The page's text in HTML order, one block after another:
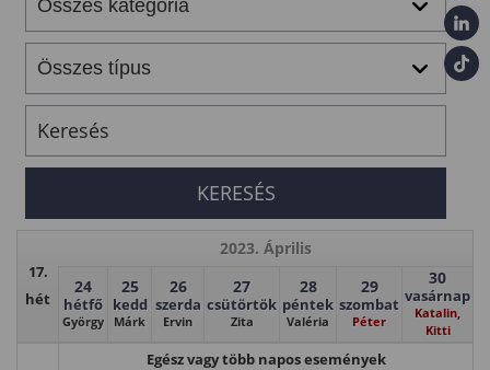
17.
hét
2023. Április
24
hétfő
György
25
kedd
Márk
26
szerda
Ervin
27
csütörtök
Zita
28
péntek
Valéria
29
szombat
Péter
30
vasárnap
Katalin,
Kitti
Egész vagy több napos események